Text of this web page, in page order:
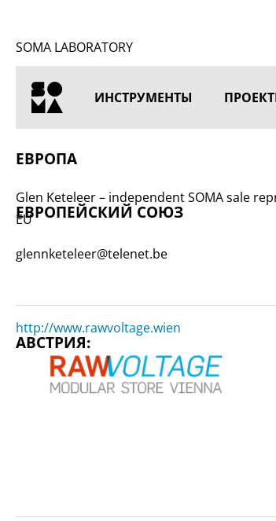
SOMA LABORATORY
ГЛАВНАЯ
ИНСТРУМЕНТЫ
ЕВРОПА
ЕВРОПЕЙСКИЙ СОЮЗ
Glen Keteleer – independent SOMA sale
EU
glennketeleer@telenet.be
АВСТРИЯ:
http://www.rawvoltage.wien